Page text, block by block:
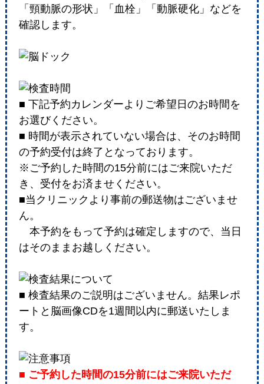
「頸動脈の形状」「血栓」「動脈硬化」などを
確認します。
■ 下記予約カレンダーよりご希望日のお時間を
お選びください。
■ 時間が表示されていない場合は、そのお時間
の予約受付は終了となっております。
※ご予約した時間の15分前にはご来院いただ
き、受付をお済ませください。
■当クリニックより事前の郵送物はございませ
ん。
本予約をもって予約は確定しますので、当日
はそのままお越しください。
■ 検査結果のご説明はございません。結果レポ
ートと脳画像CDを1週間以内に郵送いたしま
す。
■ ご予約した時間の15分前にはご来院いただ